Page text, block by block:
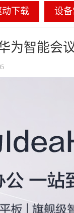
体机
直播
动下载 设
为智能会